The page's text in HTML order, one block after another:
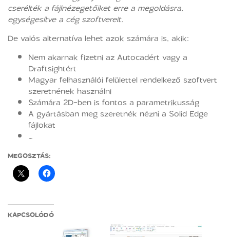
cserélték a fájlnézegetőiket erre a megoldásra,
egységesítve a cég szoftvereit.
De valós alternatíva lehet azok számára is, akik:
Nem akarnak fizetni az Autocadért vagy a
Draftsightért
Magyar felhasználói felülettel rendelkező szoftvert
szeretnének használni
Számára 2D-ben is fontos a parametrikusság
A gyártásban meg szeretnék nézni a Solid Edge
fájlokat
…
MEGOSZTÁS:
KAPCSOLÓDÓ